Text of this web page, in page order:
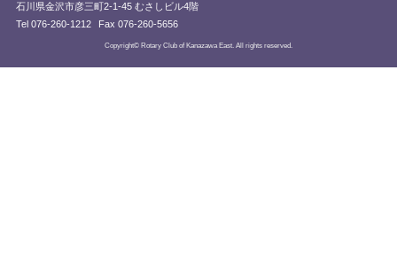
石川県金沢市彦三町2-1-45 むさしビル4階
Tel 076-260-1212
Fax 076-260-5656
Copyright© Rotary Club of Kanazawa East. All rights reserved.